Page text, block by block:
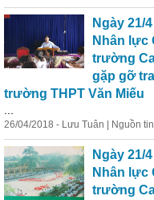
Ngày 21/
Nhân lực
trường
gặp gỡ
trường THPT Văn Miếu
26/04/2018 - Lưu Tuân | Nguồn
Ngày 21/
Nhân lực
trường